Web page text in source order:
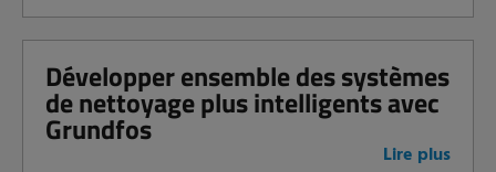
Développer ensemble des systèmes
de nettoyage plus intelligents avec
Grundfos
Lire plus